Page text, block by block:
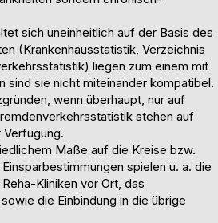
sich uneinheitlich auf der Basis des
(Krankenhausstatistik, Verzeichnis
liegen zum einem mit
sind sie nicht miteinander kompatibel.
wenn überhaupt, nur auf
stehen auf
Maße auf die Kreise bzw.
spielen u. a. die
Kliniken vor Ort, das
die Einbindung in die übrige